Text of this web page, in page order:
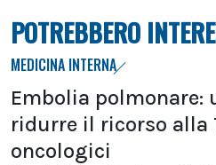
POTREBBERO
MEDICINA INTERNA
Embolia
ridurre il ricorso alla
oncologici